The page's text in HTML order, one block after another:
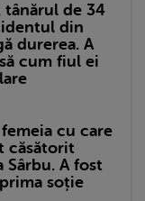
tânărul de 34
din
durerea. A
cum fiul ei
cu care
căsătorit
Sârbu. A fost
soție